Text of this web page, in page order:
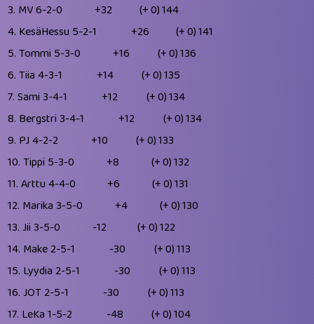
3. MV6-2-0 +32 (+ 0)144
4. KesäHessu 5-2-1 +26 (+ 0)141
5. Tommi 5-3-0 +16 (+ 0)136
6. Tiia 4-3-1 +14 (+ 0)135
7. Sami 3-4-1 +12 (+ 0)134
8. Bergstri 3-4-1 +12 (+ 0)134
9. PJ 4-2-2 +10 (+ 0)133
10. Tippi 5-3-0 +8 (+ 0)132
11. Arttu 4-4-0 +6 (+ 0)131
12. Marika 3-5-0 +4 (+ 0)130
13. Jii 3-5-0 -12 (+ 0)122
14. Make 2-5-1 -30 (+ 0)113
15. Lyydia 2-5-1 -30 (+ 0)113
16. JOT 2-5-1 -30 (+ 0)113
17. LeKa 1-5-2 -48 (+ 0)104